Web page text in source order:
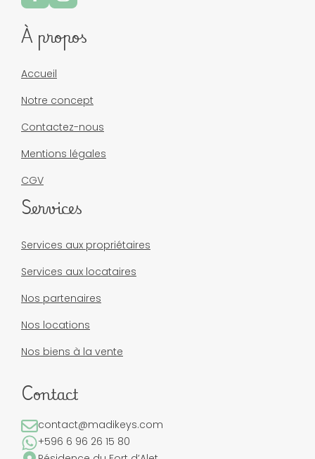
À propos
Accueil
Notre concept
Contactez-nous
Mentions légales
CGV
Services
Services aux propriétaires
Services aux locataires
Nos partenaires
Nos locations
Nos biens à la vente
Contact
contact@madikeys.com
+596 6 96 26 15 80